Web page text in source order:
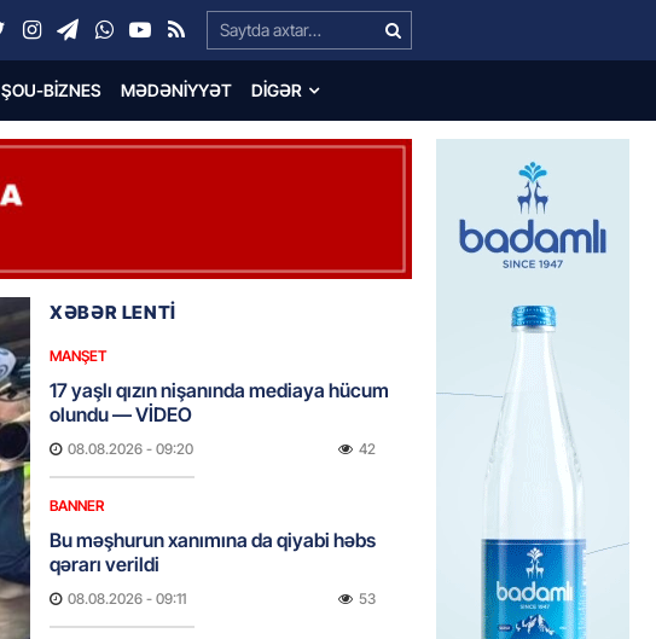
Search…
ŞOU-BIZNES MƏDƏNIYYƏT DIGƏR
XƏBƏR LENTİ
MANŞET
17 yaşlı qızın nişanında mediaya hücum
olundu — VİDEO
08.08.2026 - 09:20 42
BANNER
Bu məşhurun xanımına da qiyabi həbs
qərarı verildi
08.08.2026 - 09:11 53